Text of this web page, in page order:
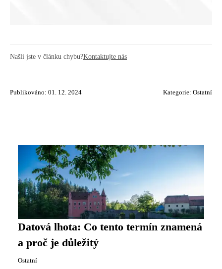
Našli jste v článku chybu?Kontaktujte nás
Publikováno: 01. 12. 2024 Kategorie: Ostatní
Datová lhota: Co tento termín znamená
a proč je důležitý
Ostatní